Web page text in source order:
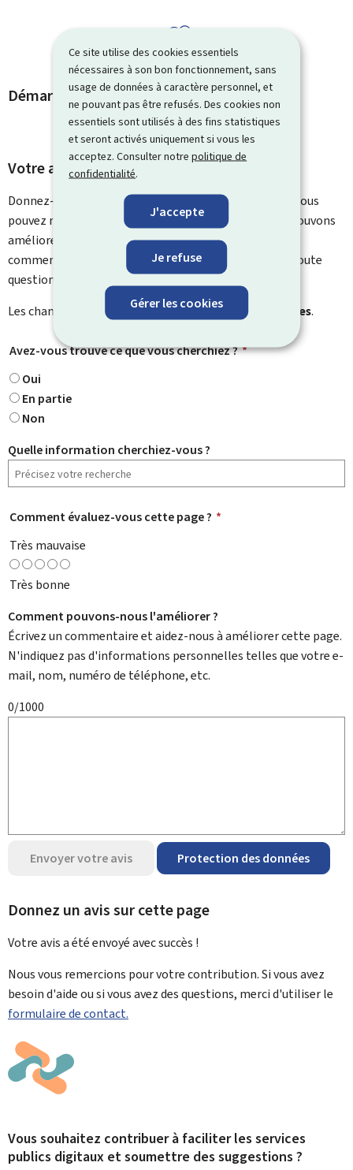
Ce site utilise des cookies essentiels
nécessaires à son bon fonctionnement, sans
usage de données à caractère personnel, et
ne pouvant pas être refusés. Des cookies non
essentiels sont utilisés à des fins statistiques
et seront activés uniquement si vous les
acceptez. Consulter notrepolitique de
confidentialité.
J'accepte
Je refuse
Gérer les cookies
Démarches et liens associés
Votre avis nous intéresse
Donnez-nous votre avis sur le contenu de cette page. Vous
pouvez nous laisser un commentaire sur ce que nous pouvons
améliorer. Vous ne recevrez pas de réponse à votre
commentaire. Utilisez le formulaire de contact pour toute
question particulière.
Les champs marqués d’une étoile ( * ) sont obligatoires.
Avez-vous trouvé ce que vous cherchiez ? *
Oui
En partie
Non
Quelle information cherchiez-vous ?
Comment évaluez-vous cette page ? *
Très mauvaise
Très bonne
Comment pouvons-nous l'améliorer ?
Écrivez un commentaire et aidez-nous à améliorer cette page.
N'indiquez pas d'informations personnelles telles que votre e-
mail, nom, numéro de téléphone, etc.
0/1000
Envoyer votre avis Protection des données
Donnez un avis sur cette page
Votre avis a été envoyé avecsuccès !
Nous vous remercions pour votre contribution. Si vous avez
besoin d'aide ou si vous avez des questions, merci d'utiliser le
formulaire de contact.
Vous souhaitez contribuer à faciliter les services
publics digitaux et soumettre des suggestions ?